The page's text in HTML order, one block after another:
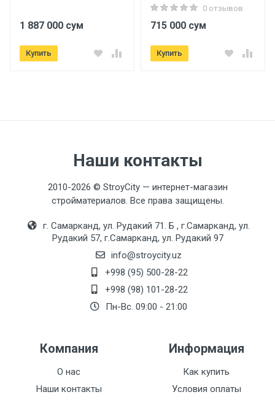
1 887 000 сум
Купить
0 отзывов
715 000 сум
Купить
Наши контакты
2010-2026 © StroyCity — интернет-магазин
стройматериалов. Все права защищены.
г. Самарканд, ул. Рудакий 71. Б , г.Самарканд, ул.
Рудакий 57, г.Самарканд, ул. Рудакий 97
info@stroycity.uz
+998 (95) 500-28-22
+998 (98) 101-28-22
Пн-Вс. 09:00 - 21:00
Компания
О нас
Наши контакты
Информация
Как купить
Условия оплаты